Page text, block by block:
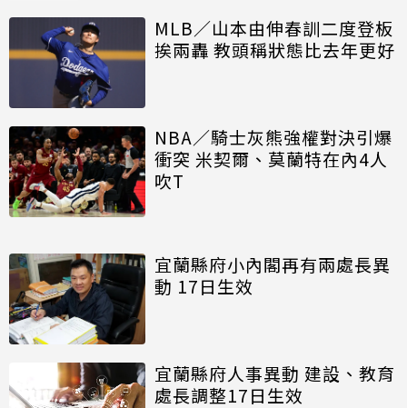
MLB／山本由伸春訓二度登板
挨兩轟 教頭稱狀態比去年更好
NBA／騎士灰熊強權對決引爆
衝突 米契爾、莫蘭特在內4人
吹T
宜蘭縣府小內閣再有兩處長異
動 17日生效
宜蘭縣府人事異動 建設、教育
處長調整17日生效